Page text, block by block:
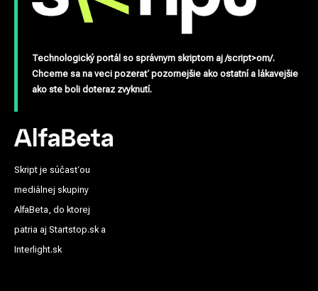
Technologický portál so správnym skriptom aj /script>om/.
Chceme sa na veci pozerať pozornejšie ako ostatní a lákavejšie
ako ste boli doteraz zvyknutí.
Skript je súčasťou
mediálnej skupiny
AlfaBeta, do ktorej
patria aj Startstop.sk a
Interlight.sk